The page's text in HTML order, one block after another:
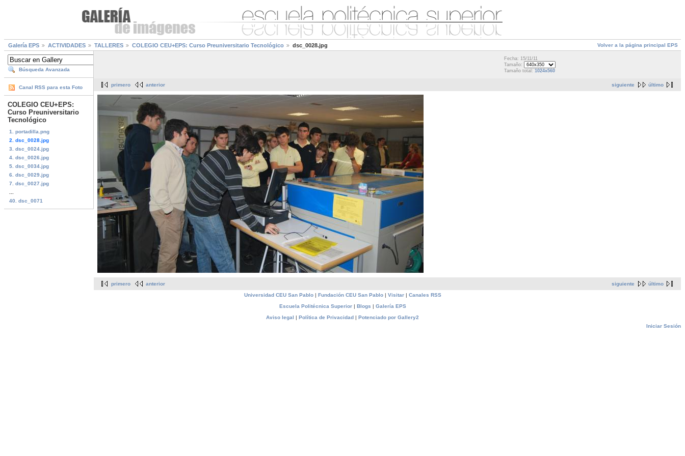
Volver a la página principal EPS
Galería EPS ACTIVIDADES TALLERES COLEGIO CEU+EPS: Curso Preuniversitario Tecnológico dsc_0028.jpg
Búsqueda Avanzada
Canal RSS para esta Foto
COLEGIO CEU+EPS:
Curso Preuniversitario
Tecnológico
1. portadilla.png
2. dsc_0028.jpg
3. dsc_0024.jpg
4. dsc_0026.jpg
5. dsc_0034.jpg
6. dsc_0029.jpg
7. dsc_0027.jpg
40. dsc_0071
Fecha: 15/11/11
Tamaño:
Tamaño total: 1024x560
siguiente último
primero anterior
siguiente último
primero
anterior
Universidad CEU San Pablo| Fundación CEU San Pablo| Visitar| Canales RSS
Escuela Politécnica Superior| Blogs | Galería EPS
Aviso legal | Política de Privacidad | Potenciado por Gallery2
Iniciar Sesión